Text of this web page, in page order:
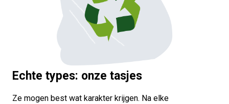
Echte types: onze tasjes
Ze mogen best wat karakter krijgen. Na elke